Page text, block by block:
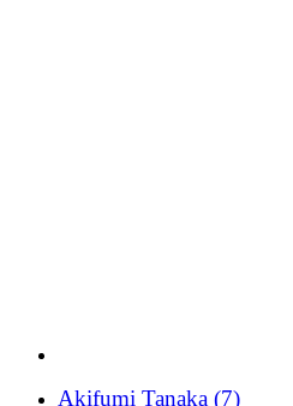
Akifumi Tanaka (7)